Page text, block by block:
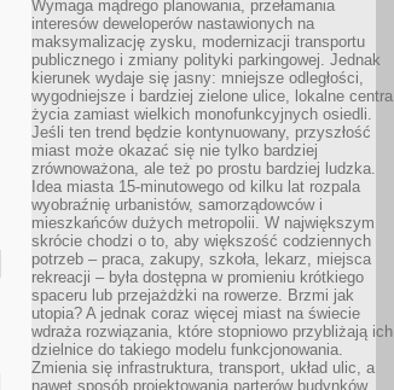
Wymaga mądrego planowania, przełamania
interesów deweloperów nastawionych na
maksymalizację zysku, modernizacji transportu
publicznego i zmiany polityki parkingowej. Jednak
kierunek wydaje się jasny: mniejsze odległości,
wygodniejsze i bardziej zielone ulice, lokalne centra
życia zamiast wielkich monofunkcyjnych osiedli.
Jeśli ten trend będzie kontynuowany, przyszłość
miast może okazać się nie tylko bardziej
zrównoważona, ale też po prostu bardziej ludzka.
Idea miasta 15-minutowego od kilku lat rozpala
wyobraźnię urbanistów, samorządowców i
mieszkańców dużych metropolii. W największym
skrócie chodzi o to, aby większość codziennych
potrzeb – praca, zakupy, szkoła, lekarz, miejsca
rekreacji – była dostępna w promieniu krótkiego
spaceru lub przejażdżki na rowerze. Brzmi jak
utopia? A jednak coraz więcej miast na świecie
wdraża rozwiązania, które stopniowo przybliżają ich
dzielnice do takiego modelu funkcjonowania.
Zmienia się infrastruktura, transport, układ ulic, a
nawet sposób projektowania parterów budynków.